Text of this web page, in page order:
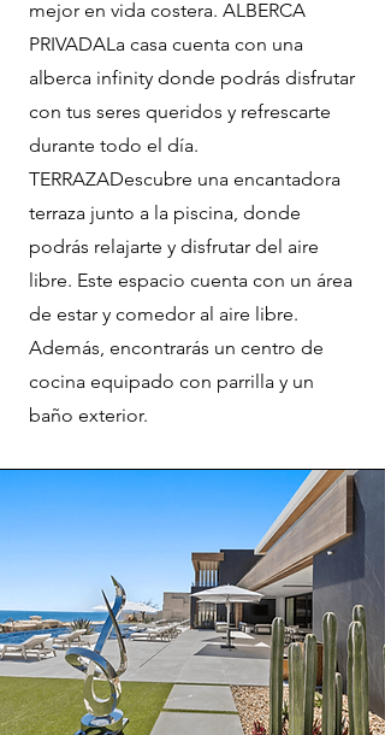
mejor en vida costera. ALBERCA
PRIVADALa casa cuenta con una
alberca infinity donde podrás disfrutar
con tus seres queridos y refrescarte
durante todo el día.
TERRAZADescubre una encantadora
terraza junto a la piscina, donde
podrás relajarte y disfrutar del aire
libre. Este espacio cuenta con un área
de estar y comedor al aire libre.
Además, encontrarás un centro de
cocina equipado con parrilla y un
baño exterior.